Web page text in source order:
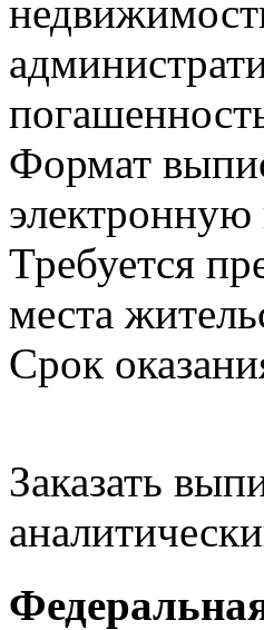
Формат
электронную
Требуется
места
Срок
Заказать